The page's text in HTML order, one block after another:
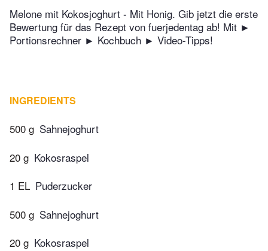
Melone mit Kokosjoghurt - Mit Honig. Gib jetzt die erste
Bewertung für das Rezept von fuerjedentag ab! Mit ►
Portionsrechner ► Kochbuch ► Video-Tipps!
INGREDIENTS
500 g Sahnejoghurt
20 g Kokosraspel
1 EL Puderzucker
500 g Sahnejoghurt
20 g Kokosraspel